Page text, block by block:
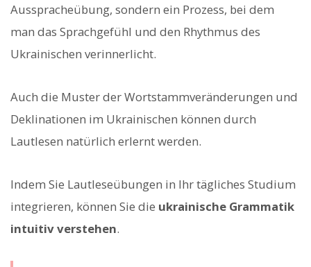
Ausspracheübung, sondern ein Prozess, bei dem
man das Sprachgefühl und den Rhythmus des
Ukrainischen verinnerlicht.
Auch die Muster der Wortstammveränderungen und
Deklinationen im Ukrainischen können durch
Lautlesen natürlich erlernt werden.
Indem Sie Lautleseübungen in Ihr tägliches Studium
integrieren, können Sie die ukrainische Grammatik
intuitiv verstehen.